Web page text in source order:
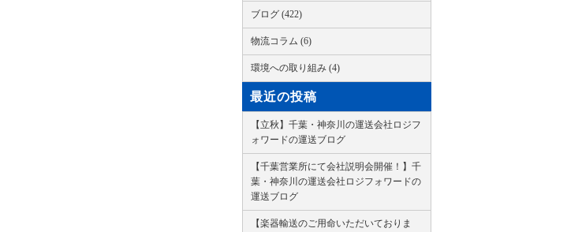
ブログ (422)
物流コラム (6)
環境への取り組み (4)
最近の投稿
【立秋】千葉・神奈川の運送会社ロジフ
ォワードの運送ブログ
【千葉営業所にて会社説明会開催！】千
葉・神奈川の運送会社ロジフォワードの
運送ブログ
【楽器輸送のご用命いただいておりま